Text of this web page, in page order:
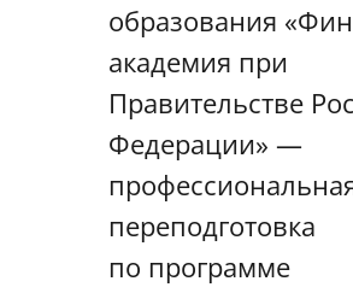
образования
академия при
Правительстве
Федерации» —
переподготовка
по программе